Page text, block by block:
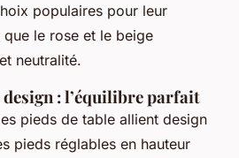
populaires pour leur
le rose et le beige
neutralité.
: l’équilibre parfait
pieds de table allient design
pieds réglables en hauteur